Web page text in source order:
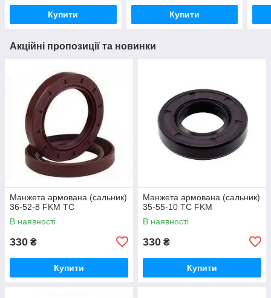
Купити Купити
Акційні пропозиції та новинки
Манжета армована (сальник)
36-52-8 FKM TC
В наявності
330 ₴
Купити
Манжета армована (сальник)
35-55-10 ТС FKM
В наявності
330 ₴
Купити